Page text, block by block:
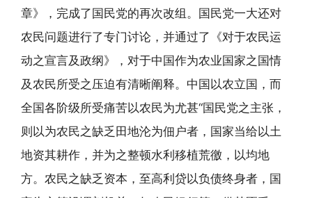
章》，完成了国民党的再次改组。国民党一大还对
农民问题进行了专门讨论，并通过了《对于农民运
动之宣言及政纲》，对于中国作为农业国家之国情
及农民所受之压迫有清晰阐释。中国以农立国，而
全国各阶级所受痛苦以农民为尤甚“国民党之主张，
则以为农民之缺乏田地沦为佃户者，国家当给以土
地资其耕作，并为之整顿水利移植荒徼，以均地
方。农民之缺乏资本，至高利贷以负债终身者，国